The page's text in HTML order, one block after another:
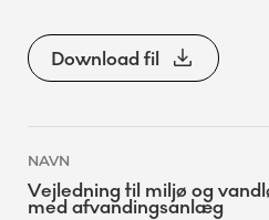
Download fil
Vejledning til miljø og
med afvandingsanlæg